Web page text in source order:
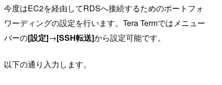
今度はEC2を経由してRDSへ接続するためのポートフォ
ワーディングの設定を行います。Tera Termではメニュー
バーの[設定]→[SSH転送]から設定可能です。
以下の通り入力します。